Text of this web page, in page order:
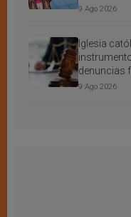
9 Ago 2026
Iglesia
denuncias
9 Ago 2026